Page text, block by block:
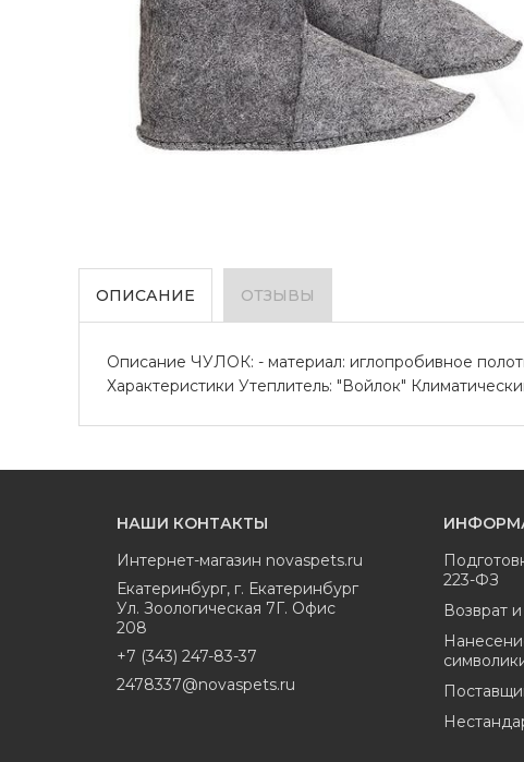
ОПИСАНИЕ ОТЗЫВЫ
Описание ЧУЛОК: - материал: иглопробивное
Характеристики Утеплитель: "Войлок"
НАШИ КОНТАКТЫ
Интернет-магазин novaspets.ru
Екатеринбург, г. Екатеринбург
Ул. Зоологическая 7Г. Офис
208
+7 (343) 247-83-37
2478337@novaspets.ru
223-ФЗ
Возврат